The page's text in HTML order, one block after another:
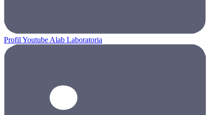
Profil Youtube Alab Laboratoria